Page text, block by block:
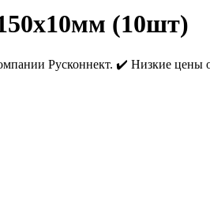
(10шт)
Русконнект. ✔️ Низкие цены